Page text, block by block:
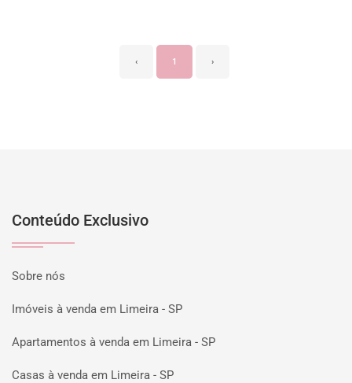
‹ 1 ›
Conteúdo Exclusivo
Sobre nós
Imóveis à venda em Limeira - SP
Apartamentos à venda em Limeira - SP
Casas à venda em Limeira - SP